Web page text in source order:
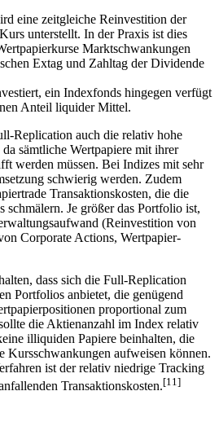
eine zeitgleiche Reinvestition der
unterstellt. In der Praxis ist dies
Marktschwankungen
Extag und Zahltag der Dividende
ein Indexfonds hingegen verfügt
Replication auch die relativ hohe
sämtliche Wertpapiere mit ihrer
werden müssen. Bei Indizes mit sehr
schwierig werden. Zudem
Transaktionskosten, die die
schmälern. Je größer das Portfolio ist,
(Reinvestition von
Corporate Actions, Wertpapier-
dass sich die Full-Replication
Portfolios anbietet, die genügend
proportional zum
die Aktienanzahl im Index relativ
illiquiden Papiere beinhalten, die
aufweisen können.
ist der relativ niedrige Tracking